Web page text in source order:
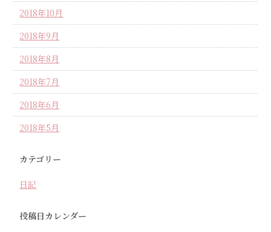
2018年10月
2018年9月
2018年8月
2018年7月
2018年6月
2018年5月
カテゴリー
日記
投稿日カレンダー